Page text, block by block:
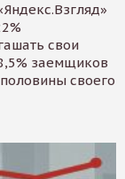
свои
заемщиков
своего